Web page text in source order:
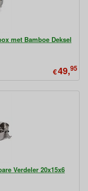
met Bamboe Deksel
€49,95
Verdeler 20x15x6